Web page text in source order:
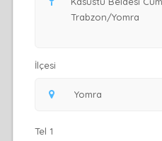
İlçesi
Tel 1